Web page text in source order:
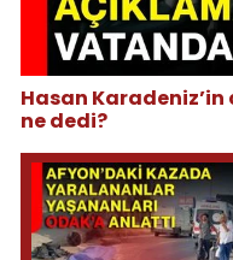
Hasan
ne dedi?